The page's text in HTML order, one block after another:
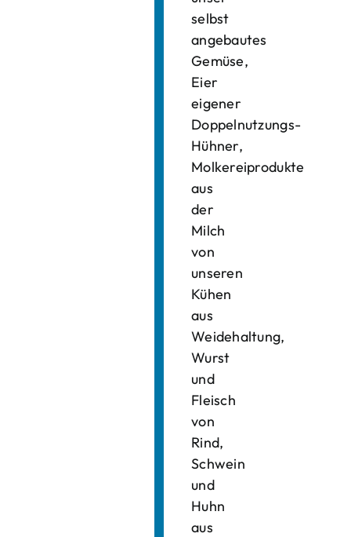
selbst
angebautes
Gemüse,
Eier
eigener
Doppelnutzungs-
Hühner,
Molkereiprodukte
aus
der
Milch
von
unseren
Kühen
aus
Weidehaltung,
Wurst
und
Fleisch
von
Rind,
Schwein
und
Huhn
aus